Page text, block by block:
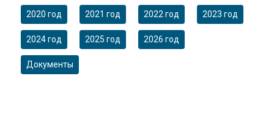
2020 год 2021 год 2022 год 2023 год
2024 год 2025 год 2026 год
Документы